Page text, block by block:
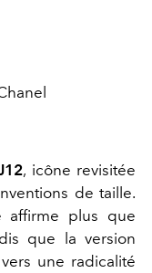
, icône revisitée
de taille.
affirme plus que
que la version
une radicalité